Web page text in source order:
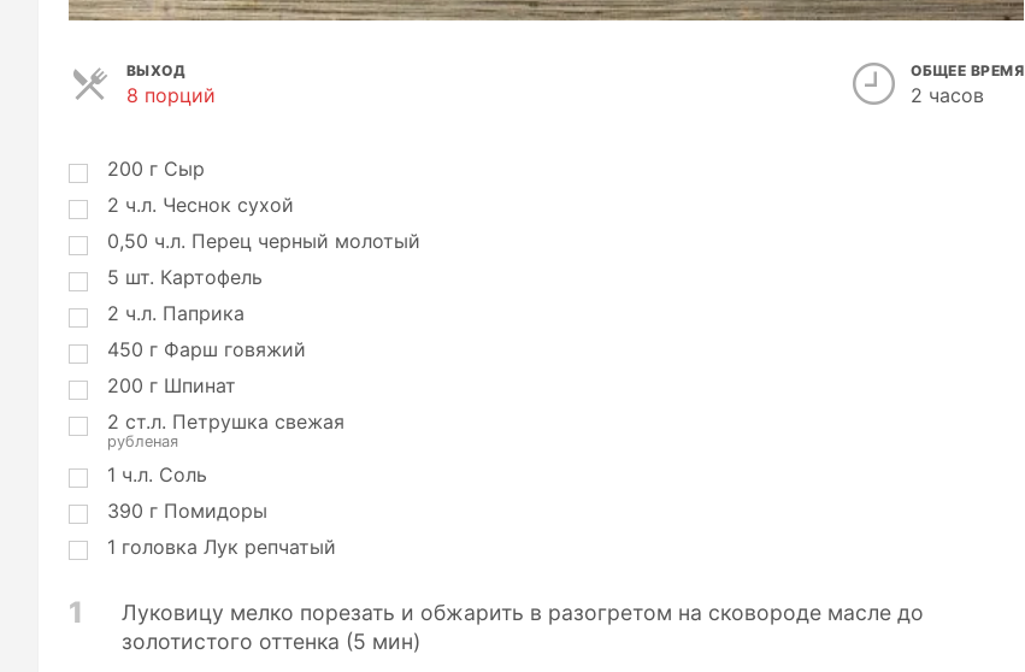
ВЫХОД
8 порций
и
ОБЩЕЕ ВРЕМЯ
2 часов
200 г Сыр
2 ч.л. Чеснок сухой
0,50 ч.л. Перец черный молотый
5 шт. Картофель
2 ч.л. Паприка
450 г Фарш говяжий
200 г Шпинат
2 ст.л. Петрушка свежая
рубленая
1 ч.л. Соль
390 г Помидоры
1 головка Лук репчатый
1
Луковицу мелко порезать и обжарить в разогретом на сковороде масле до
золотистого оттенка (5 мин)